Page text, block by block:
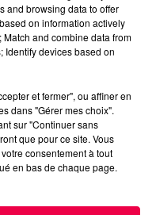
pour
2022 par Linvosges.
and browsing data to offer
on information actively
and combine data from
Identify devices based on
et fermer", ou affiner en
dans "Gérer mes choix".
sur "Continuer sans
que pour ce site. Vous
consentement à tout
en bas de chaque page.